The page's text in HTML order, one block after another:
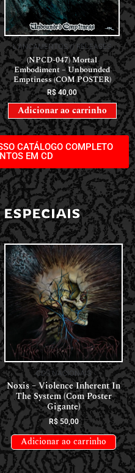
LANÇAMENTOS // RELEASES
(NPCD-047) Mortal
Embodiment – Unbounded
Emptiness (COM POSTER)
R$40,00
Adicionar ao carrinho
CATÁLOGO COMPLETO
EM CD
ESPECIAIS
CDS NACIONAIS
Noxis – Violence Inherent In
The System (Com Poster
Gigante)
R$50,00
Adicionar ao carrinho